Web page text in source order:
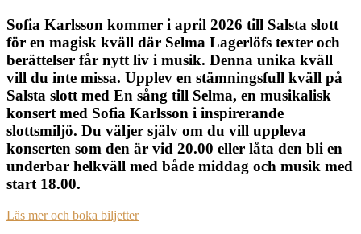
Sofia Karlsson kommer i april 2026 till Salsta slott
för en magisk kväll där Selma Lagerlöfs texter och
berättelser får nytt liv i musik. Denna unika kväll
vill du inte missa. Upplev en stämningsfull kväll på
Salsta slott med En sång till Selma, en musikalisk
konsert med Sofia Karlsson i inspirerande
slottsmiljö. Du väljer själv om du vill uppleva
konserten som den är vid 20.00 eller låta den bli en
underbar helkväll med både middag och musik med
start 18.00.
Läs mer och boka biljetter